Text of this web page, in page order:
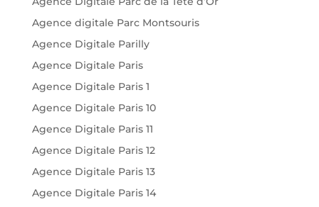
Agence digitale Parc Montsouris
Agence Digitale Parilly
Agence Digitale Paris
Agence Digitale Paris 1
Agence Digitale Paris 10
Agence Digitale Paris 11
Agence Digitale Paris 12
Agence Digitale Paris 13
Agence Digitale Paris 14